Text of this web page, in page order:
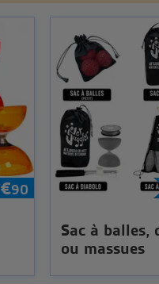
€90
Sac à balles,
ou massues